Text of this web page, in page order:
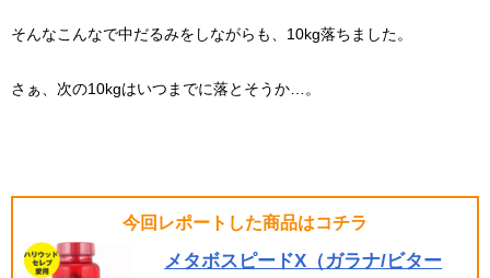
そんなこんなで中だるみをしながらも、10kg落ちました。
さぁ、次の10kgはいつまでに落とそうか…。
今回レポートした商品はコチラ
メタボスピードX（ガラナ/ビター